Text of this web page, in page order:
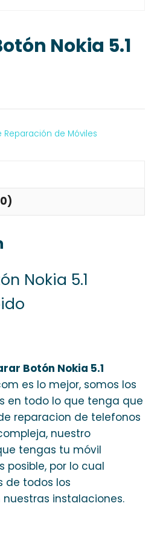
Nokia 5.1
Reparación de Móviles
Nokia 5.1
Botón Nokia 5.1
es lo mejor, somos los
en todo lo que tenga que
reparacion de telefonos
nuestro
tengas tu móvil
posible, por lo cual
de todos los
instalaciones.